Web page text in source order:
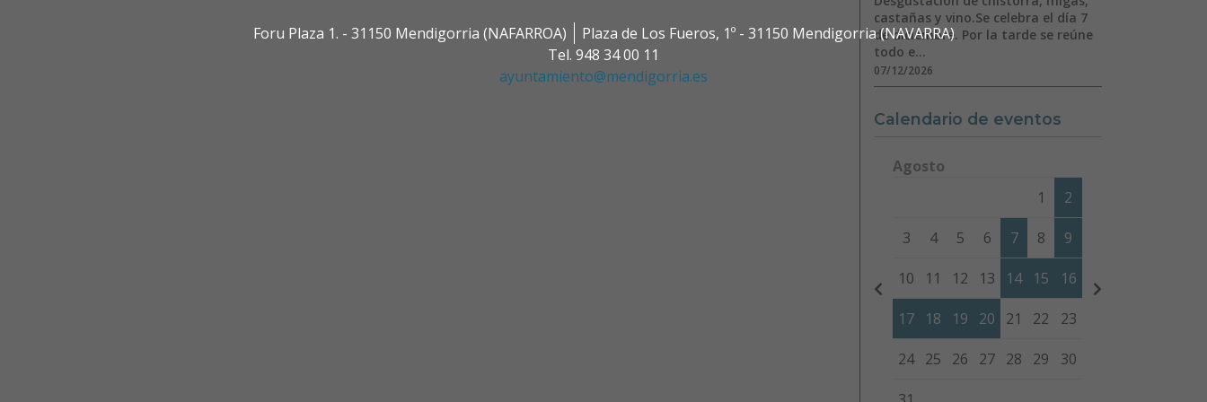
Foru Plaza 1. - 31150 Mendigorria (NAFARROA)
Plaza de Los Fueros, 1º - 31150 Mendigorria (NAVARRA)
Tel. 948 34 00 11
ayuntamiento@mendigorria.es
castañas y vino.Se celebra el día 7
de diciembre. Por la tarde se reúne
todo e...
07/12/2026
Calendario de eventos
Agosto
Miércoles Jueves
1 2
3 4 5 6 7 8 9
10 11 12 13 14 15 16
17 18 19 20 21 22 23
24 25 26 27 28 29 30